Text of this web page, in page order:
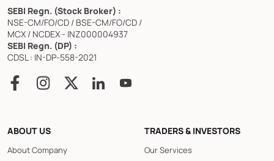
SEBI Regn. (Stock Broker) :
NSE-CM/FO/CD / BSE-CM/FO/CD /
MCX / NCDEX - INZ000004937
SEBI Regn. (DP) :
CDSL : IN-DP-558-2021
ABOUT US
About Company
TRADERS & INVESTORS
Our Services